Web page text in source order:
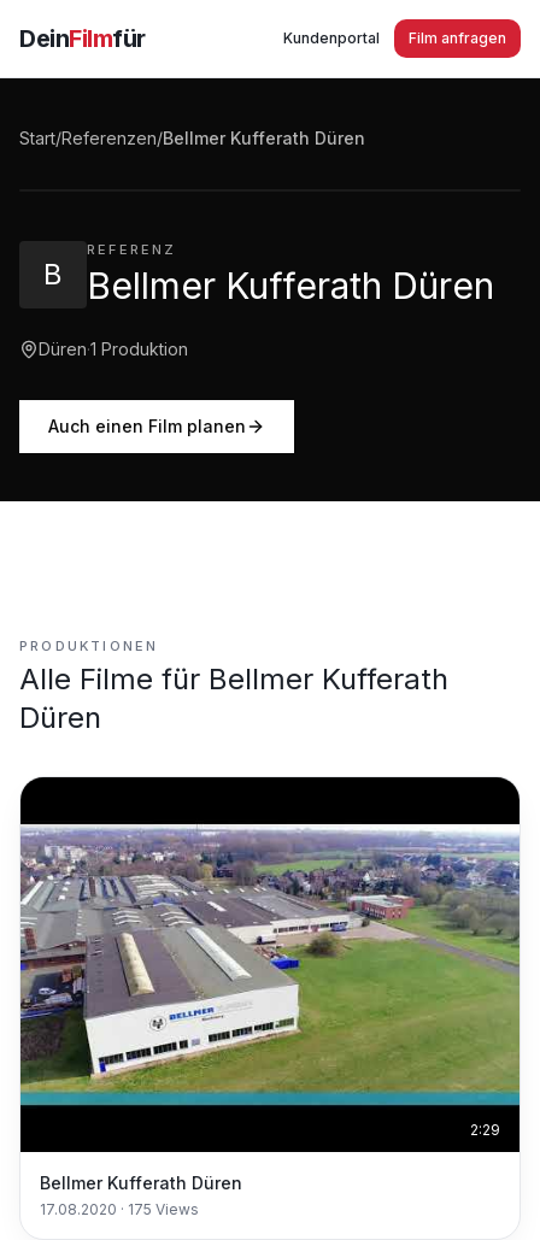
DeinFilmfür Kundenportal Film anfragen
Start/Referenzen/Bellmer Kufferath Düren
B
REFERENZ
Bellmer Kufferath Düren
Düren·1 Produktion
Auch einen Film planen
Bellmer Kufferath Düren
PRODUKTIONEN
Alle Filme für Bellmer Kufferath
Düren
2:29
Bellmer Kufferath Düren
17.08.2020 · 175 Views